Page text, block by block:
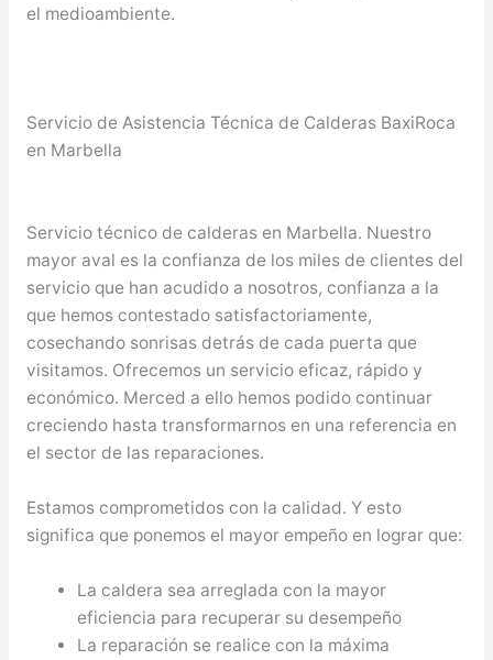
el medioambiente.
Servicio de Asistencia Técnica de Calderas BaxiRoca
en Marbella
Servicio técnico de calderas en Marbella. Nuestro
mayor aval es la confianza de los miles de clientes del
servicio que han acudido a nosotros, confianza a la
que hemos contestado satisfactoriamente,
cosechando sonrisas detrás de cada puerta que
visitamos. Ofrecemos un servicio eficaz, rápido y
económico. Merced a ello hemos podido continuar
creciendo hasta transformarnos en una referencia en
el sector de las reparaciones.
Estamos comprometidos con la calidad. Y esto
significa que ponemos el mayor empeño en lograr que:
La caldera sea arreglada con la mayor
eficiencia para recuperar su desempeño
La reparación se realice con la máxima